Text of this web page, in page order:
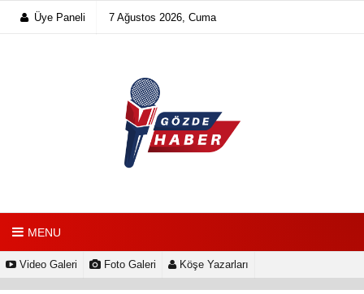
Üye Paneli 7 Ağustos 2026, Cuma
MENU
Video Galeri Foto Galeri Köşe Yazarları